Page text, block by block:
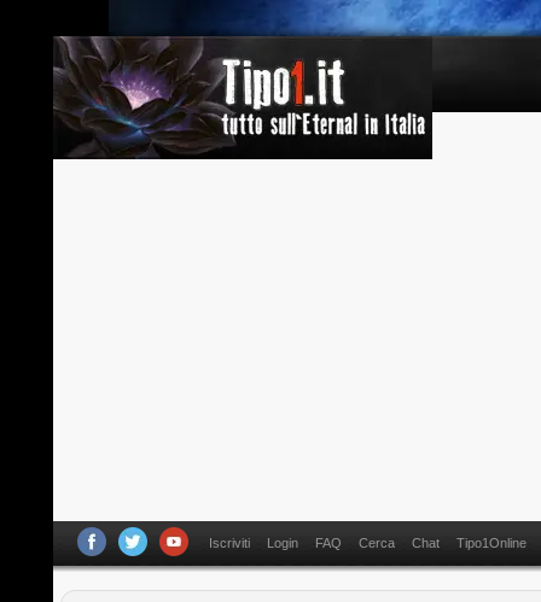
Iscriviti Login FAQ Cerca Chat Tipo1Online